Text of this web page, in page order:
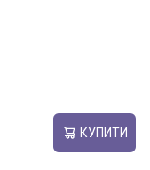
КУПИТИ